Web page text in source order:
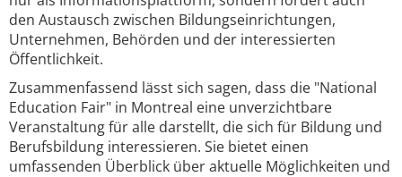
den Austausch zwischen Bildungseinrichtungen,
Unternehmen, Behörden und der interessierten
Öffentlichkeit.
Zusammenfassend lässt sich sagen, dass die "National
Education Fair" in Montreal eine unverzichtbare
Veranstaltung für alle darstellt, die sich für Bildung und
Berufsbildung interessieren. Sie bietet einen
umfassenden Überblick über aktuelle Möglichkeiten und